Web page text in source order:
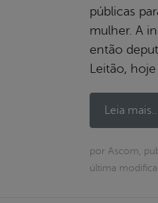
públicas
mulher. A
então
Leitão,
Leia
por Ascom,
última